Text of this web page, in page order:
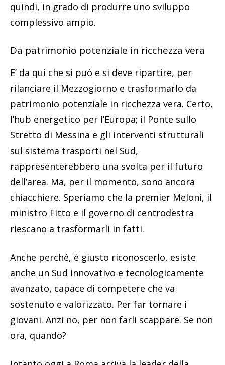
quindi, in grado di produrre uno sviluppo
complessivo ampio.
Da patrimonio potenziale in ricchezza vera
E’ da qui che si può e si deve ripartire, per
rilanciare il Mezzogiorno e trasformarlo da
patrimonio potenziale in ricchezza vera. Certo,
l’hub energetico per l’Europa; il Ponte sullo
Stretto di Messina e gli interventi strutturali
sul sistema trasporti nel Sud,
rappresenterebbero una svolta per il futuro
dell’area. Ma, per il momento, sono ancora
chiacchiere. Speriamo che la premier Meloni, il
ministro Fitto e il governo di centrodestra
riescano a trasformarli in fatti.
Anche perché, è giusto riconoscerlo, esiste
anche un Sud innovativo e tecnologicamente
avanzato, capace di competere che va
sostenuto e valorizzato. Per far tornare i
giovani. Anzi no, per non farli scappare. Se non
ora, quando?